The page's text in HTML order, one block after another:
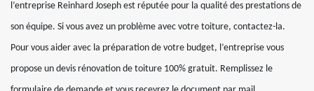
l’entreprise Reinhard Joseph est réputée pour la qualité des prestations de
son équipe. Si vous avez un problème avec votre toiture, contactez-la.
Pour vous aider avec la préparation de votre budget, l’entreprise vous
propose un devis rénovation de toiture 100% gratuit. Remplissez le